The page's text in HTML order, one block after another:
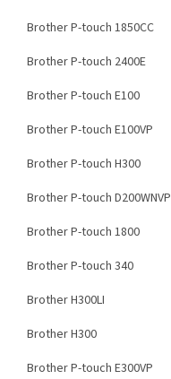
Brother P-touch 1850CC
Brother P-touch 2400E
Brother P-touch E100
Brother P-touch E100VP
Brother P-touch H300
Brother P-touch D200WNVP
Brother P-touch 1800
Brother P-touch 340
Brother H300LI
Brother H300
Brother P-touch E300VP